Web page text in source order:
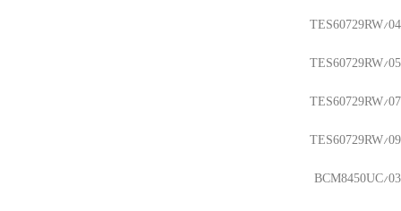
TES60729RW/04
TES60729RW/05
TES60729RW/07
TES60729RW/09
BCM8450UC/03